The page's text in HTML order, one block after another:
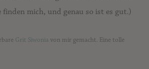
mich, und genau so ist es gut.)
Grit Siwonia von mir gemacht. Eine tolle